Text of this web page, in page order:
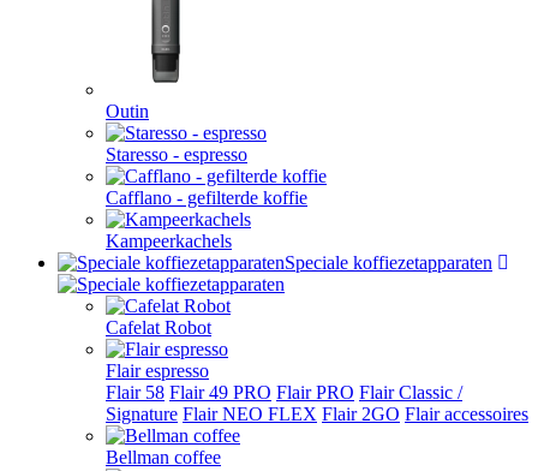
Outin
Staresso - espresso
Cafflano - gefilterde koffie
Kampeerkachels
Speciale koffiezetapparaten
Cafelat Robot
Flair espresso
Flair 58 Flair 49 PRO Flair PRO Flair Classic /
Signature Flair NEO FLEX Flair 2GO Flair accessoires
Bellman coffee